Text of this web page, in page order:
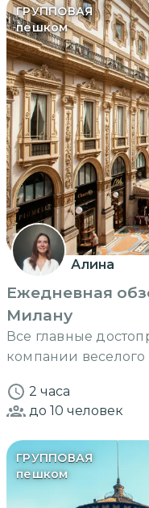
ГРУППОВАЯ
пешком
Алина
Ежедневная
Милану
Все главные
компании
2 часа
до 10 человек
ГРУППОВАЯ
пешком